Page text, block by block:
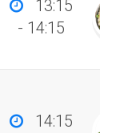
13:15
- 14:15
14:15